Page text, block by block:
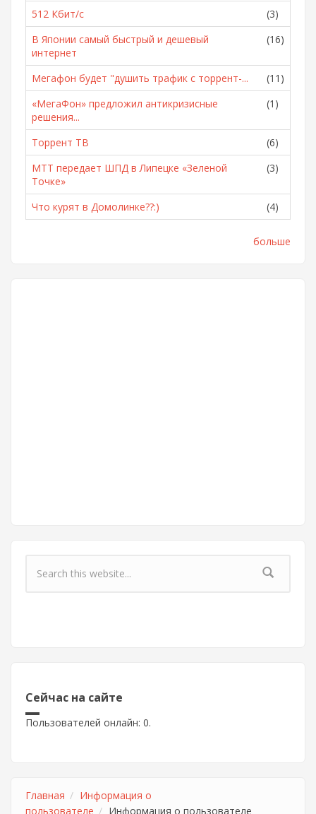
512 Кбит/с
(3)
В Японии самый быстрый и дешевый
интернет
(16)
Мегафон будет "душить трафик с торрент-...
(11)
«МегаФон» предложил антикризисные
решения...
(1)
Торрент ТВ
(6)
МТТ передает ШПД в Липецке «Зеленой
Точке»
(3)
Что курят в Домолинке??:) (4)
больше
Форма поиска
Сейчас на сайте
Пользователей онлайн: 0.
Главная
Информация о
пользователе
Информация о пользователе